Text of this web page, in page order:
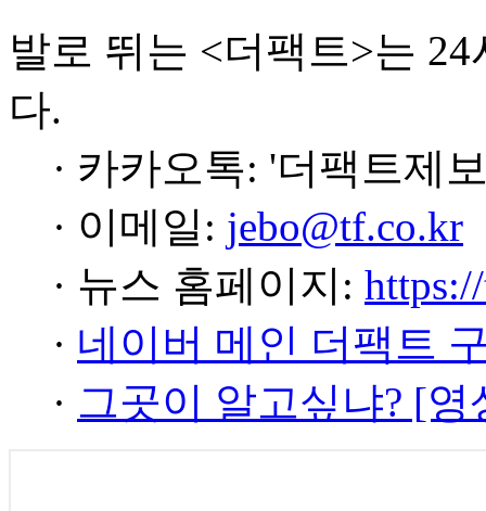
발로 뛰는 <더팩트>는
다.
· 카카오톡: '더팩트제
· 이메일: jebo@tf.co.kr
· 뉴스 홈페이지:
· 네이버 메인 더팩트
· 그곳이 알고싶냐? [